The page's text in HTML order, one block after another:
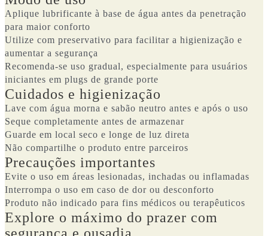
Aplique lubrificante à base de água antes da penetração
para maior conforto
Utilize com preservativo para facilitar a higienização e
aumentar a segurança
Recomenda-se uso gradual, especialmente para usuários
iniciantes em plugs de grande porte
Cuidados e higienização
Lave com água morna e sabão neutro antes e após o uso
Seque completamente antes de armazenar
Guarde em local seco e longe de luz direta
Não compartilhe o produto entre parceiros
Precauções importantes
Evite o uso em áreas lesionadas, inchadas ou inflamadas
Interrompa o uso em caso de dor ou desconforto
Produto não indicado para fins médicos ou terapêuticos
Explore o máximo do prazer com
segurança e ousadia